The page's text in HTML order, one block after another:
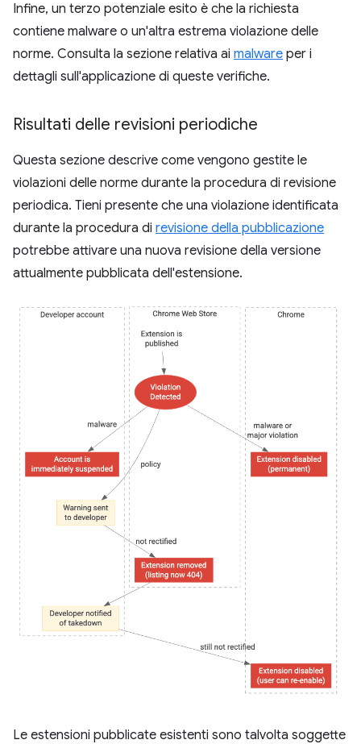
Infine, un terzo potenziale esito è che la richiesta
contiene malware o un'altra estrema violazione delle
norme. Consulta la sezione relativa ai malware per i
dettagli sull'applicazione di queste verifiche.
Risultati delle revisioni periodiche
Questa sezione descrive come vengono gestite le
violazioni delle norme durante la procedura di revisione
periodica. Tieni presente che una violazione identificata
durante la procedura di revisione della pubblicazione
potrebbe attivare una nuova revisione della versione
attualmente pubblicata dell'estensione.
Le estensioni pubblicate esistenti sono talvolta soggette